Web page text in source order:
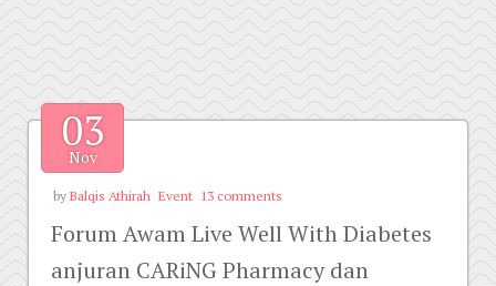
03
Nov
by Balqis Athirah Event 13 comments
Forum Awam Live Well With Diabetes
anjuran CARiNG Pharmacy dan